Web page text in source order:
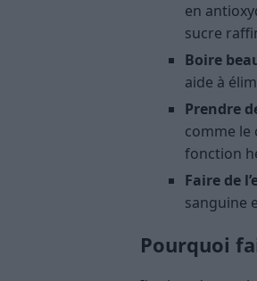
en
sucre
Boire
aide à
Prendre
comme le
fonction
Faire de
sanguine
Pourquoi